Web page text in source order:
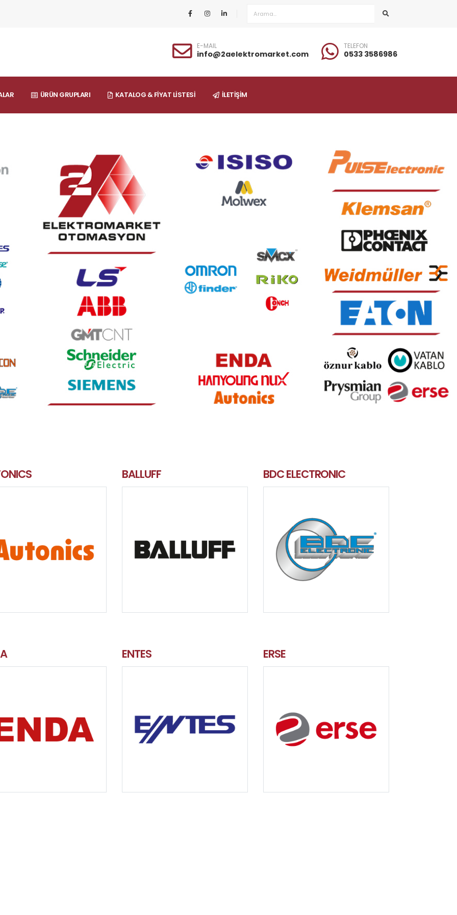
E-MAIL
info@2aelektromarket.com
TELEFON
0533 3586986
ÜRÜN GRUPLARI KATALOG & FİYAT LİSTESİ İLETİŞİM
BALLUFF BDC ELECTRONIC
ENTES ERSE